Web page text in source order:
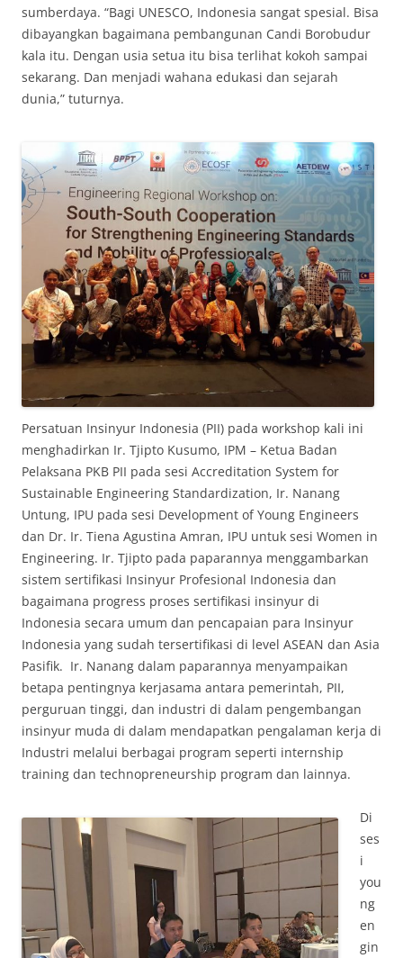
sumberdaya. “Bagi UNESCO, Indonesia sangat spesial. Bisa
dibayangkan bagaimana pembangunan Candi Borobudur
kala itu. Dengan usia setua itu bisa terlihat kokoh sampai
sekarang. Dan menjadi wahana edukasi dan sejarah
dunia,” tuturnya.
Persatuan Insinyur Indonesia (PII) pada workshop kali ini
menghadirkan Ir. Tjipto Kusumo, IPM – Ketua Badan
Pelaksana PKB PII pada sesi Accreditation System for
Sustainable Engineering Standardization, Ir. Nanang
Untung, IPU pada sesi Development of Young Engineers
dan Dr. Ir. Tiena Agustina Amran, IPU untuk sesi Women in
Engineering. Ir. Tjipto pada paparannya menggambarkan
sistem sertifikasi Insinyur Profesional Indonesia dan
bagaimana progress proses sertifikasi insinyur di
Indonesia secara umum dan pencapaian para Insinyur
Indonesia yang sudah tersertifikasi di level ASEAN dan Asia
Pasifik. Ir. Nanang dalam paparannya menyampaikan
betapa pentingnya kerjasama antara pemerintah, PII,
perguruan tinggi, dan industri di dalam pengembangan
insinyur muda di dalam mendapatkan pengalaman kerja di
Industri melalui berbagai program seperti internship
training dan technopreneurship program dan lainnya.
Di
ses
i
you
ng
en
gin